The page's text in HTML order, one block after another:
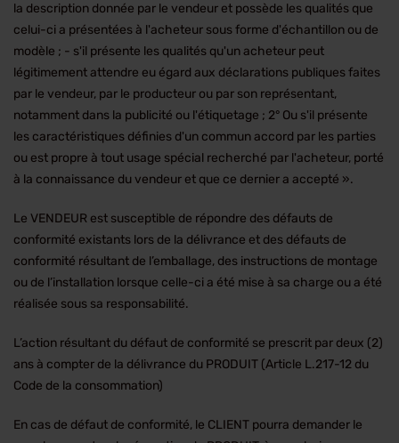
la description donnée par le vendeur et possède les qualités que
celui-ci a présentées à l'acheteur sous forme d'échantillon ou de
modèle ; - s'il présente les qualités qu'un acheteur peut
légitimement attendre eu égard aux déclarations publiques faites
par le vendeur, par le producteur ou par son représentant,
notamment dans la publicité ou l'étiquetage ; 2° Ou s'il présente
les caractéristiques définies d'un commun accord par les parties
ou est propre à tout usage spécial recherché par l'acheteur, porté
à la connaissance du vendeur et que ce dernier a accepté ».
Le VENDEUR est susceptible de répondre des défauts de
conformité existants lors de la délivrance et des défauts de
conformité résultant de l’emballage, des instructions de montage
ou de l’installation lorsque celle-ci a été mise à sa charge ou a été
réalisée sous sa responsabilité.
L’action résultant du défaut de conformité se prescrit par deux (2)
ans à compter de la délivrance du PRODUIT (Article L.217-12 du
Code de la consommation)
En cas de défaut de conformité, le CLIENT pourra demander le